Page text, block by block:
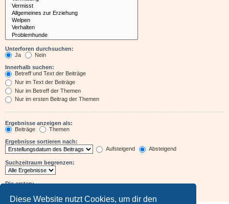
Diese Website nutzt Cookies, um dir den
Unterforen durchsuchen:
Ja
Nein
Innerhalb suchen:
Betreff und Text der Beiträge
Nur im Text der Beiträge
Nur im Betreff der Themen
Nur im ersten Beitrag der Themen
Ergebnisse anzeigen als:
Beiträge
Themen
Ergebnisse sortieren nach:
Aufsteigend
Absteigend
Suchzeitraum begrenzen:
Die ersten: